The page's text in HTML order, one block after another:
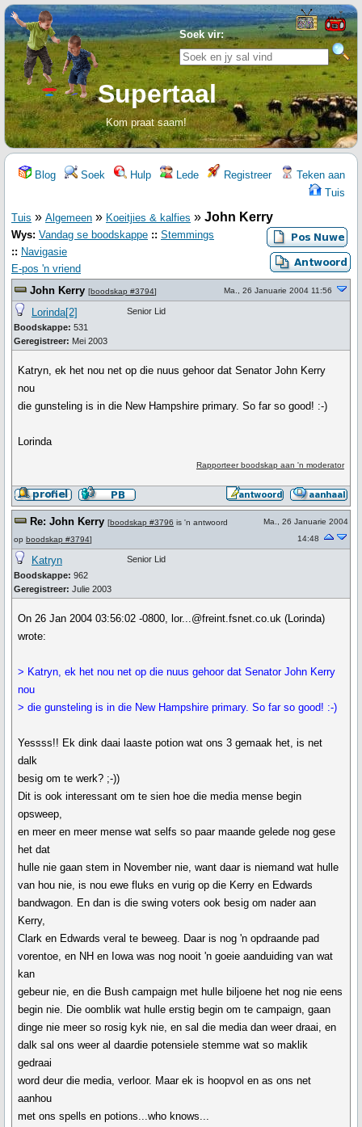
Soek vir:
Supertaal
Kom praat saam!
Blog Soek Hulp Lede Registreer
Teken aan
Tuis
Tuis » Algemeen » Koeitjies & kalfies » John Kerry
Wys: Vandag se boodskappe :: Stemmings
:: Navigasie
E-pos 'n vriend
John Kerry [boodskap #3794] Ma., 26 Januarie 2004 11:56
Lorinda[2]
Boodskappe: 531
Geregistreer: Mei 2003
Senior Lid
Katryn, ek het nou net op die nuus gehoor dat Senator John Kerry
nou
die gunsteling is in die New Hampshire primary. So far so good! :-)
Lorinda
Rapporteer boodskap aan 'n moderator
Re: John Kerry [boodskap #3796 is 'n antwoord
op boodskap #3794]
Ma., 26 Januarie 2004
14:48
Katryn
Boodskappe: 962
Geregistreer: Julie 2003
Senior Lid
On 26 Jan 2004 03:56:02 -0800, lor...@freint.fsnet.co.uk (Lorinda)
wrote:
> Katryn, ek het nou net op die nuus gehoor dat Senator John Kerry
nou
> die gunsteling is in die New Hampshire primary. So far so good! :-)
Yessss!! Ek dink daai laaste potion wat ons 3 gemaak het, is net
dalk
besig om te werk? ;-))
Dit is ook interessant om te sien hoe die media mense begin
opsweep,
en meer en meer mense wat selfs so paar maande gelede nog gese
het dat
hulle nie gaan stem in November nie, want daar is niemand wat hulle
van hou nie, is nou ewe fluks en vurig op die Kerry en Edwards
bandwagon. En dan is die swing voters ook besig om nader aan
Kerry,
Clark en Edwards veral te beweeg. Daar is nog 'n opdraande pad
vorentoe, en NH en Iowa was nog nooit 'n goeie aanduiding van wat
kan
gebeur nie, en die Bush campaign met hulle biljoene het nog nie eens
begin nie. Die oomblik wat hulle erstig begin om te campaign, gaan
dinge nie meer so rosig kyk nie, en sal die media dan weer draai, en
dalk sal ons weer al daardie potensiele stemme wat so maklik
gedraai
word deur die media, verloor. Maar ek is hoopvol en as ons net
aanhou
met ons spells en potions...who knows...